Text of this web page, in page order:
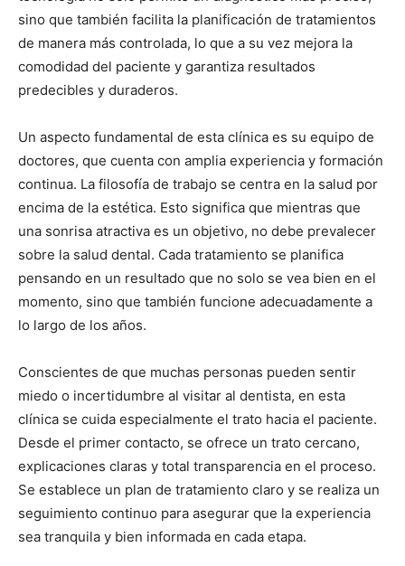
sino que también facilita la planificación de tratamientos
de manera más controlada, lo que a su vez mejora la
comodidad del paciente y garantiza resultados
predecibles y duraderos.
Un aspecto fundamental de esta clínica es su equipo de
doctores, que cuenta con amplia experiencia y formación
continua. La filosofía de trabajo se centra en la salud por
encima de la estética. Esto significa que mientras que
una sonrisa atractiva es un objetivo, no debe prevalecer
sobre la salud dental. Cada tratamiento se planifica
pensando en un resultado que no solo se vea bien en el
momento, sino que también funcione adecuadamente a
lo largo de los años.
Conscientes de que muchas personas pueden sentir
miedo o incertidumbre al visitar al dentista, en esta
clínica se cuida especialmente el trato hacia el paciente.
Desde el primer contacto, se ofrece un trato cercano,
explicaciones claras y total transparencia en el proceso.
Se establece un plan de tratamiento claro y se realiza un
seguimiento continuo para asegurar que la experiencia
sea tranquila y bien informada en cada etapa.